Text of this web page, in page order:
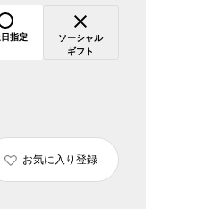
指定
ソーシャル
ギフト
お気に入り登録